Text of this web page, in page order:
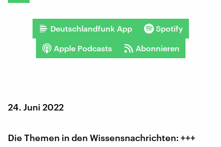
Deutschlandfunk App Spotify
Apple Podcasts Abonnieren
24. Juni 2022
Die Themen in den Wissensnachrichten: +++